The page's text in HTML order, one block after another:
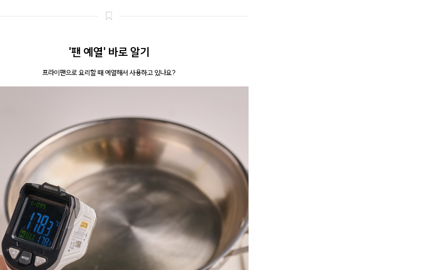
'팬 예열' 바로 알기
프라이팬으로 요리할 때 예열해서 사용하고 있나요?